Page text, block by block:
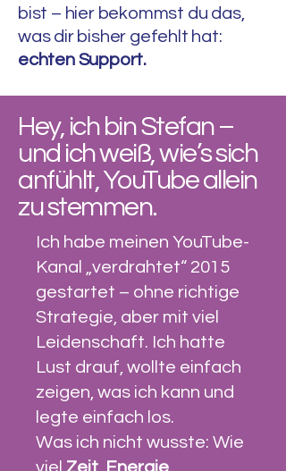
bist – hier bekommst du das,
was dir bisher gefehlt hat:
echten Support.
Hey, ich bin Stefan –
und ich weiß, wie’s sich
anfühlt, YouTube allein
zu stemmen.
Ich habe meinen YouTube-
Kanal „verdrahtet“ 2015
gestartet – ohne richtige
Strategie, aber mit viel
Leidenschaft. Ich hatte
Lust drauf, wollte einfach
zeigen, was ich kann und
legte einfach los.
Was ich nicht wusste: Wie
viel Zeit, Energie,